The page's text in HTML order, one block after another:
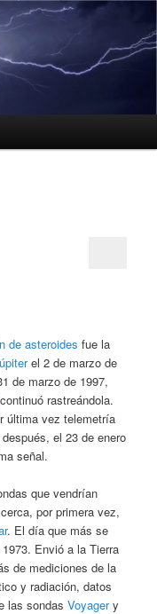
de asteroides fue la
el 2 de marzo de
de marzo de 1997,
continuó rastreándola.
última vez telemetría
el 23 de enero
señal.
que vendrían
por primera vez,
. El día que más se
Envió a la Tierra
de mediciones de la
y radiación, datos
las sondasVoyagery